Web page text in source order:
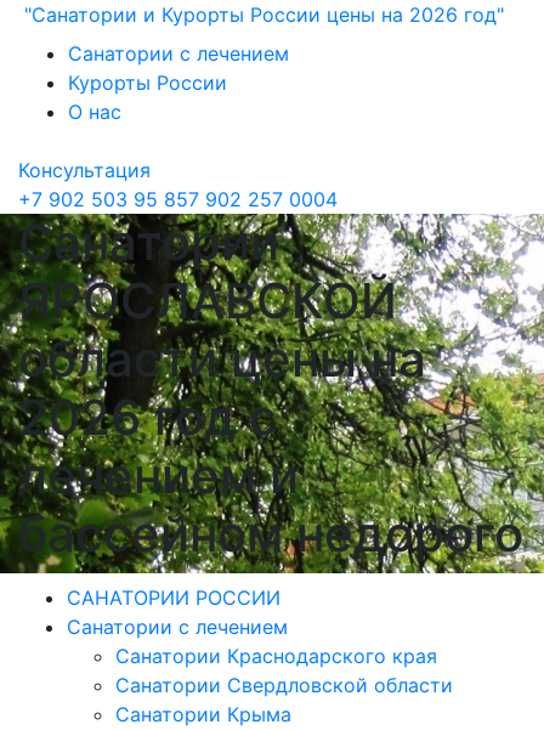
"Санатории и Курорты России цены на 2026 год"
Санатории с лечением
Курорты России
О нас
Консультация
+7 902 503 95 857 902 257 0004
Санатории
ЯРОСЛАВСКОЙ
области цены на
2026 год с
лечением и
бассейном недорого
САНАТОРИИ РОССИИ
Санатории с лечением
Санатории Краснодарского края
Санатории Свердловской области
Санатории Крыма